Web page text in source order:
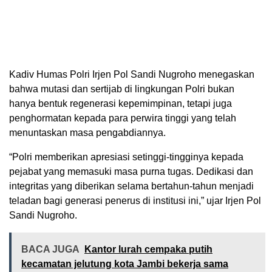
Kadiv Humas Polri Irjen Pol Sandi Nugroho menegaskan
bahwa mutasi dan sertijab di lingkungan Polri bukan
hanya bentuk regenerasi kepemimpinan, tetapi juga
penghormatan kepada para perwira tinggi yang telah
menuntaskan masa pengabdiannya.
“Polri memberikan apresiasi setinggi-tingginya kepada
pejabat yang memasuki masa purna tugas. Dedikasi dan
integritas yang diberikan selama bertahun-tahun menjadi
teladan bagi generasi penerus di institusi ini,” ujar Irjen Pol
Sandi Nugroho.
BACA JUGA
Kantor lurah cempaka putih
kecamatan jelutung kota Jambi bekerja sama